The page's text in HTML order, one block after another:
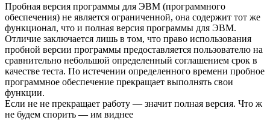
Пробная версия программы для ЭВМ (программного
обеспечения) не является ограниченной, она содержит тот же
функционал, что и полная версия программы для ЭВМ.
Отличие заключается лишь в том, что право использования
пробной версии программы предоставляется пользователю на
сравнительно небольшой определенный соглашением срок в
качестве теста. По истечении определенного времени пробное
программное обеспечение прекращает выполнять свои
функции.
Если не не прекращает работу — значит полная версия. Что ж
не будем спорить — им виднее